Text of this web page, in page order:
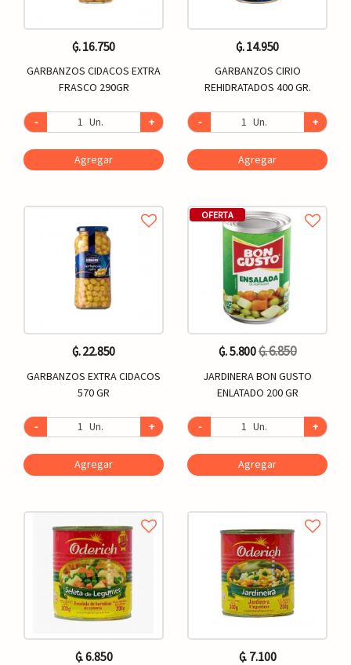
₲. 16.750
GARBANZOS CIDACOS EXTRA
FRASCO 290GR
- Un. +
Agregar
₲. 14.950
GARBANZOS CIRIO
REHIDRATADOS 400 GR.
- Un. +
Agregar
₲. 22.850
GARBANZOS EXTRA CIDACOS
570 GR
- Un. +
Agregar
OFERTA
₲. 5.800₲. 6.850
JARDINERA BON GUSTO
ENLATADO 200 GR
- Un. +
Agregar
₲. 6.850 ₲. 7.100